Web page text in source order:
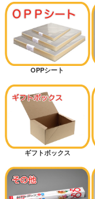
OPPシート
ギフトボックス